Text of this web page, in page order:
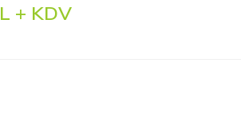
+ KDV